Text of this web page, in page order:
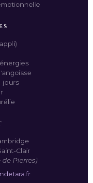
jours
Clair
de Pierres)